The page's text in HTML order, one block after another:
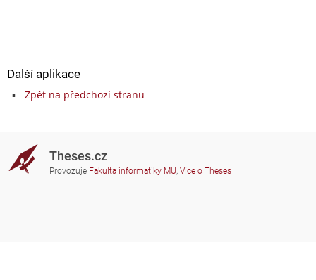
Další aplikace
Zpět na předchozí stranu
Theses.cz
Provozuje Fakulta informatiky MU, Více o Theses